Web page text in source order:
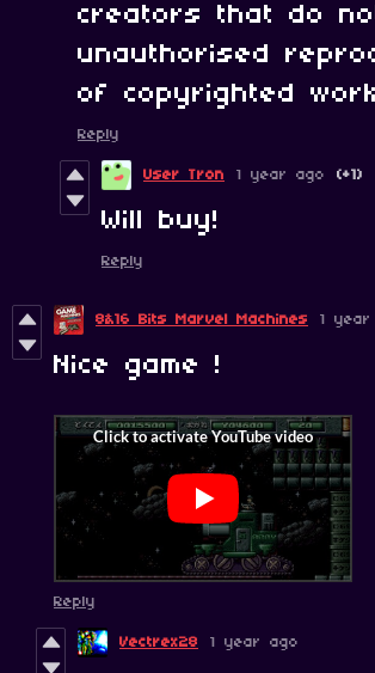
creators that do
unauthorised
of copyrighted
Reply
User Tron 1 year ago (+1)
Will buy!
Reply
8&16 Bits Marvel Machines 1 year
Nice game !
Reply
Vectrex28 1 year ago